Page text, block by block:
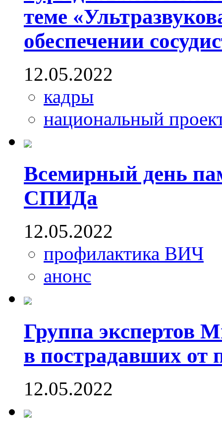
теме
обеспечении
12.05.2022
кадры
национальный
Всемирный день
СПИДа
12.05.2022
профилактика ВИЧ
анонс
Группа экспертов
в пострадавших от
12.05.2022